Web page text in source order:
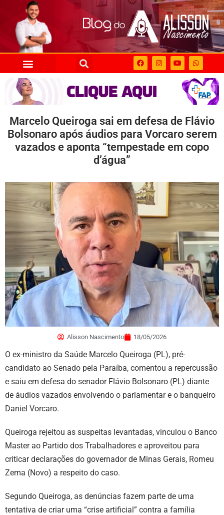
Marcelo Queiroga sai em defesa de Flávio
Bolsonaro após áudios para Vorcaro serem
vazados e aponta “tempestade em copo
d’água”
Alisson Nascimento 18/05/2026
O ex-ministro da Saúde Marcelo Queiroga (PL), pré-
candidato ao Senado pela Paraíba, comentou a repercussão
e saiu em defesa do senador Flávio Bolsonaro (PL) diante
de áudios vazados envolvendo o parlamentar e o banqueiro
Daniel Vorcaro.
Queiroga rejeitou as suspeitas levantadas, vinculou o Banco
Master ao Partido dos Trabalhadores e aproveitou para
criticar declarações do governador de Minas Gerais, Romeu
Zema (Novo) a respeito do caso.
Segundo Queiroga, as denúncias fazem parte de uma
tentativa de criar uma “crise artificial” contra a família